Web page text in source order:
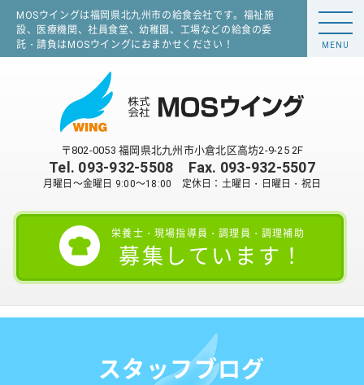
MOSウイングは福岡県北九州市の給食会社です。福祉施
設、医療機関、社員食堂、幼稚園、工場などの給食の委
託・請負はMOSウイングにおまかせください！
〒802-0053 福岡県北九州市小倉北区高坊2-9-25 2F
Tel. 093-932-5508 Fax. 093-932-5507
月曜日～金曜日 9:00～18:00 定休日：土曜日・日曜日・祝日
栄養士・現場指導員・調理員・調理補助
募集しています！
MENU
スタッフブログ